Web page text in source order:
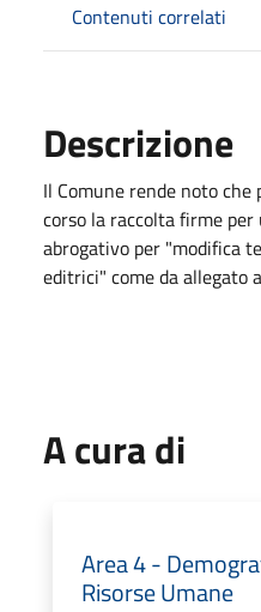
Contenuti correlati
Descrizione
Il Comune rende noto
corso la raccolta firme
abrogativo per "modifica
editrici" come da allegato
A cura di
Area 4 -
Risorse Umane